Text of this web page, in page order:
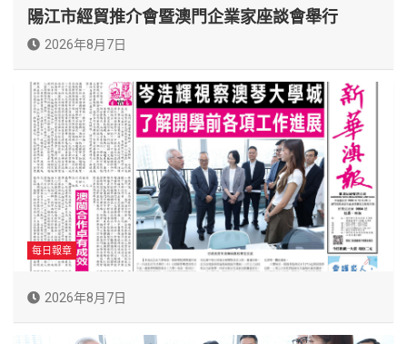
陽江市經貿推介會暨澳門企業家座談會舉行
2026年8月7日
每日報章
2026年8月7日